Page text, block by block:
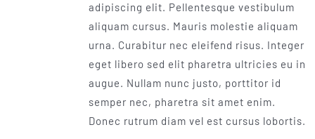
$34.99
adipiscing elit. Pellentesque vestibulum
aliquam cursus. Mauris molestie aliquam
urna. Curabitur nec eleifend risus. Integer
eget libero sed elit pharetra ultricies eu in
augue. Nullam nunc justo, porttitor id
semper nec, pharetra sit amet enim.
Donec rutrum diam vel est cursus lobortis.